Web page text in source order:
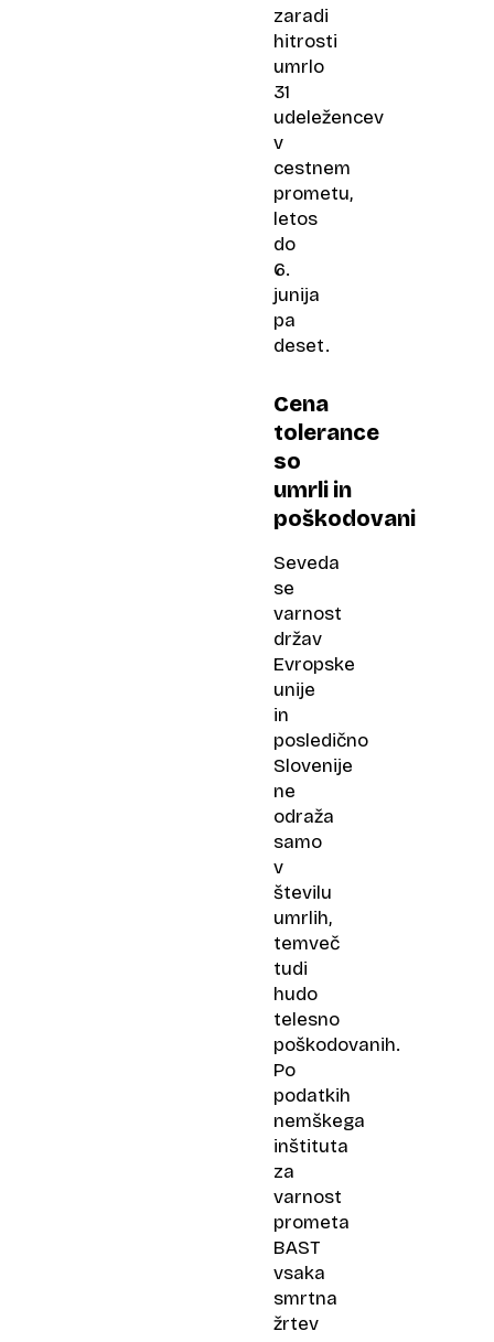
zaradi
hitrosti
umrlo
31
udeležencev
v
cestnem
prometu,
letos
do
6.
junija
pa
deset.
Cena
tolerance
so
umrli in
poškodovani
Seveda
se
varnost
držav
Evropske
unije
in
posledično
Slovenije
ne
odraža
samo
v
številu
umrlih,
temveč
tudi
hudo
telesno
poškodovanih.
Po
podatkih
nemškega
inštituta
za
varnost
prometa
BAST
vsaka
smrtna
žrtev